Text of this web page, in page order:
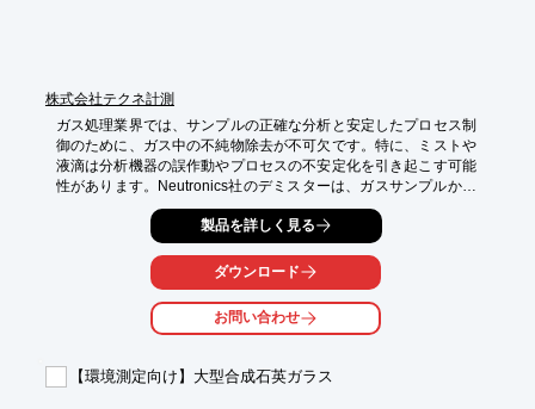
株式会社テクネ計測
ガス処理業界では、サンプルの正確な分析と安定したプロセス制
御のために、ガス中の不純物除去が不可欠です。特に、ミストや
液滴は分析機器の誤作動やプロセスの不安定化を引き起こす可能
性があります。Neutronics社のデミスターは、ガスサンプルから
これらの不純物を効果的に除去し、分析精度とプロセスの信頼性
【活用シーン】
・プロセスガス
・分析データの信頼性向上
製品を詳しく見る
ダウンロード
お問い合わせ
【環境測定向け】大型合成石英ガラス